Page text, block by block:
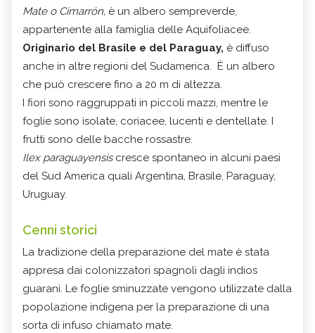
Mate o Cimarrón, è un albero sempreverde,
appartenente alla famiglia delle Aquifoliacee.
Originario del Brasile e del Paraguay, è diffuso
anche in altre regioni del Sudamerica. È un albero
che può crescere fino a 20 m di altezza.
I fiori sono raggruppati in piccoli mazzi, mentre le
foglie sono isolate, coriacee, lucenti e dentellate. I
frutti sono delle bacche rossastre.
Ilex paraguayensiscresce spontaneo in alcuni paesi
del Sud America quali Argentina, Brasile, Paraguay,
Uruguay.
Cenni storici
La tradizione della preparazione del mate è stata
appresa dai colonizzatori spagnoli dagli indios
guaranì. Le foglie sminuzzate vengono utilizzate dalla
popolazione indigena per la preparazione di una
sorta di infuso chiamato mate.